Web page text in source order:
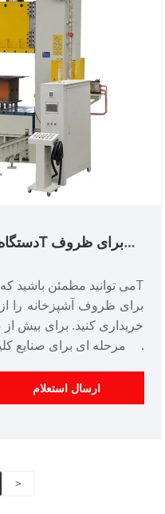
یک مرحله ای برای صنایع
ارسال استعلام
>